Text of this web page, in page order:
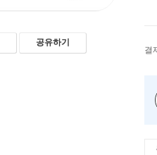
공유하기
결